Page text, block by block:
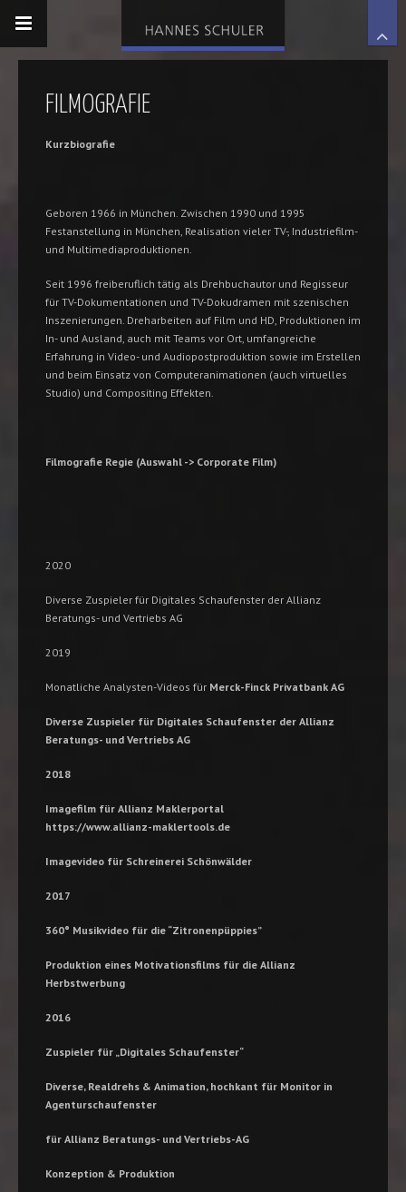
FILMOGRAFIE
Kurzbiografie
Geboren 1966 in München. Zwischen 1990 und 1995
Festanstellung in München, Realisation vieler TV-, Industriefilm-
und Multimediaproduktionen.
Seit 1996 freiberuflich tätig als Drehbuchautor und Regisseur
für TV-Dokumentationen und TV-Dokudramen mit szenischen
Inszenierungen. Dreharbeiten auf Film und HD, Produktionen im
In- und Ausland, auch mit Teams vor Ort, umfangreiche
Erfahrung in Video- und Audiopostproduktion sowie im Erstellen
und beim Einsatz von Computeranimationen (auch virtuelles
Studio) und Compositing Effekten.
Filmografie Regie (Auswahl -> Corporate Film)
2020
Diverse Zuspieler für Digitales Schaufenster der Allianz
Beratungs- und Vertriebs AG
2019
Monatliche Analysten-Videos für Merck-Finck Privatbank AG
Diverse Zuspieler für Digitales Schaufenster der Allianz
Beratungs- und Vertriebs AG
2018
Imagefilm für Allianz Maklerportal
https://www.allianz-maklertools.de
Imagevideo für Schreinerei Schönwälder
2017
360° Musikvideo für die “Zitronenpüppies”
Produktion eines Motivationsfilms für die Allianz
Herbstwerbung
2016
Zuspieler für „Digitales Schaufenster“
Diverse, Realdrehs & Animation, hochkant für Monitor in
Agenturschaufenster
für Allianz Beratungs- und Vertriebs-AG
Konzeption & Produktion